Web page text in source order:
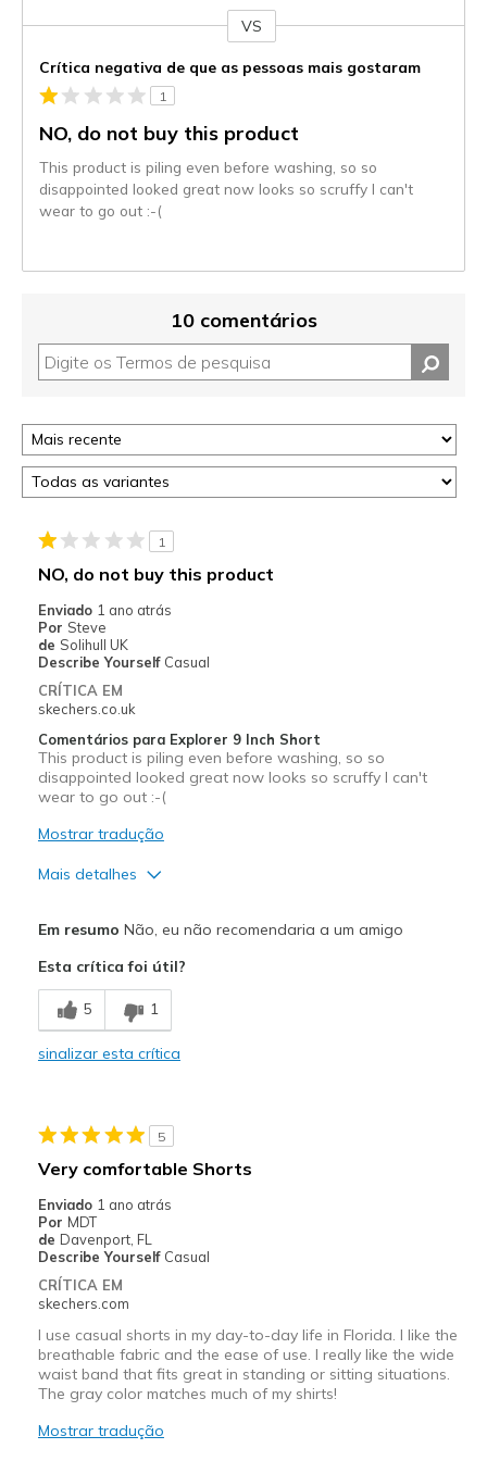
VS
Crítica negativa de que as pessoas mais gostaram
1
NO, do not buy this product
This product is piling even before washing, so so
disappointed looked great now looks so scruffy I can't
wear to go out :-(
10 comentários
1
NO, do not buy this product
Enviado 1 ano atrás
Por Steve
de Solihull UK
Describe Yourself Casual
CRÍTICA EM
skechers.co.uk
Comentários para Explorer 9 Inch Short
This product is piling even before washing, so so
disappointed looked great now looks so scruffy I can't
wear to go out :-(
Mostrar tradução
Mais detalhes
Contras
Poor Quality
Wear Out Quickly
Casual Wear
Sizing
Em resumo Não, eu não recomendaria a um amigo
Esta crítica foi útil?
5 1
sinalizar esta crítica
5
Very comfortable Shorts
Enviado 1 ano atrás
Por MDT
de Davenport, FL
Describe Yourself Casual
CRÍTICA EM
skechers.com
I use casual shorts in my day-to-day life in Florida. I like the
breathable fabric and the ease of use. I really like the wide
waist band that fits great in standing or sitting situations.
The gray color matches much of my shirts!
Mostrar tradução